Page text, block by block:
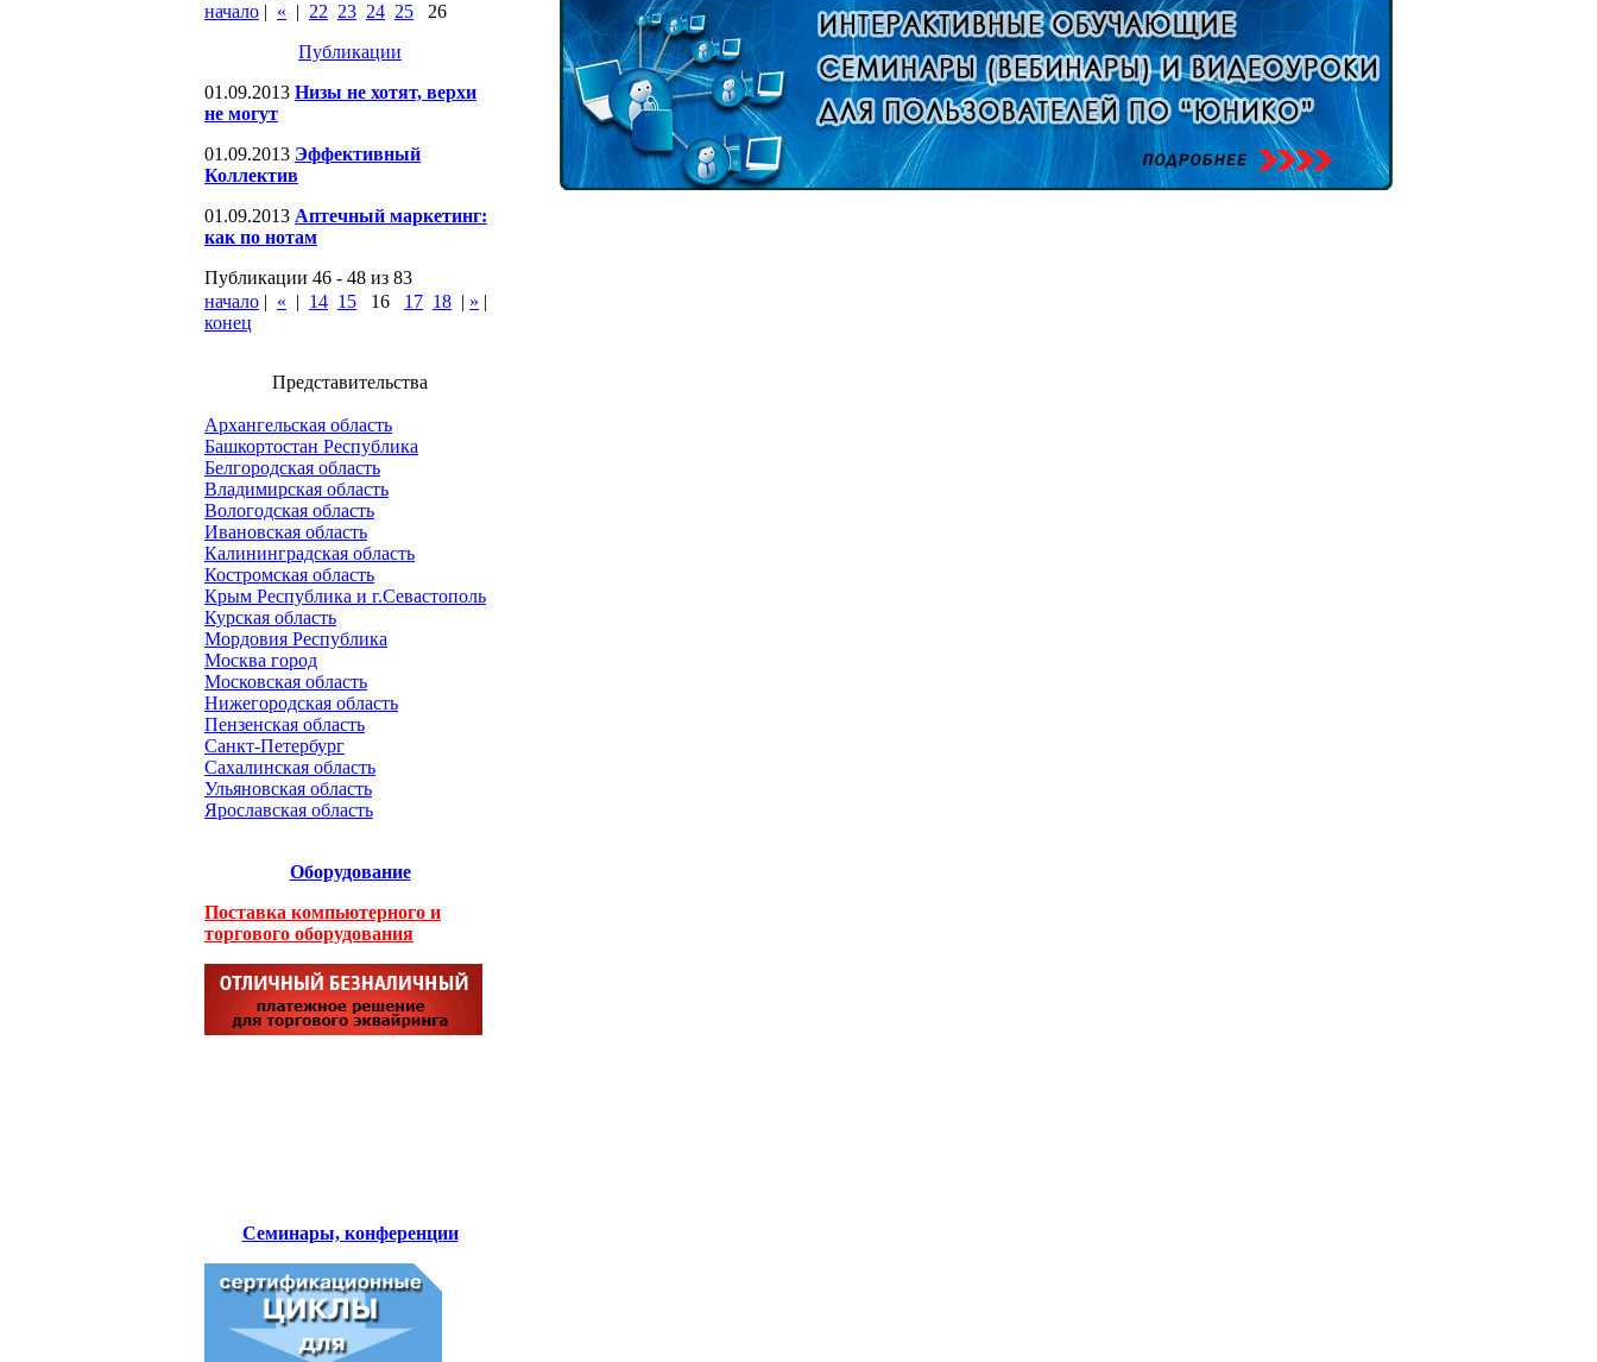
начало | « | 22 23 24 25
26
Публикации
01.09.2013 Низы не хотят, верхи
не могут
01.09.2013 Эффективный
Коллектив
01.09.2013 Аптечный маркетинг:
как по нотам
Публикации 46 - 48 из 83
начало | « | 14 15 16 17 18 | » |
конец
Представительства
Архангельская область
Башкортостан Республика
Белгородская область
Владимирская область
Вологодская область
Ивановская область
Калининградская область
Костромская область
Крым Республика и г.Севастополь
Курская область
Мордовия Республика
Москва город
Московская область
Нижегородская область
Пензенская область
Санкт-Петербург
Сахалинская область
Ульяновская область
Ярославская область
Оборудование
Поставка компьютерного и
торгового оборудования
Семинары, конференции